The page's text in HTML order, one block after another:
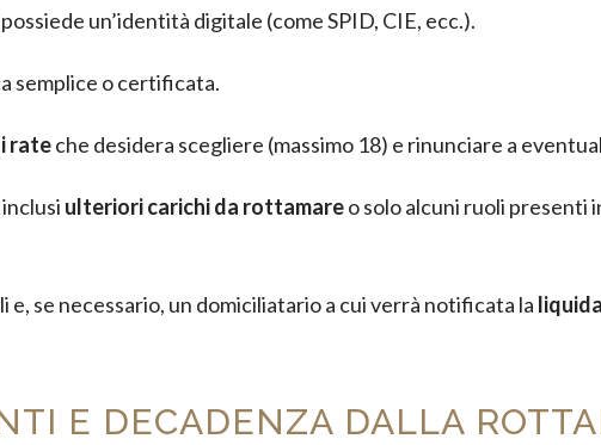
un’identità digitale (come SPID, CIE, ecc.).
semplice o certificata.
rateche desidera scegliere (massimo 18) e rinunciare a
ulteriori carichi da rottamareo solo alcuni ruoli presenti
se necessario, un domiciliatario a cui verrà notificata la
E DECADENZA DALLA